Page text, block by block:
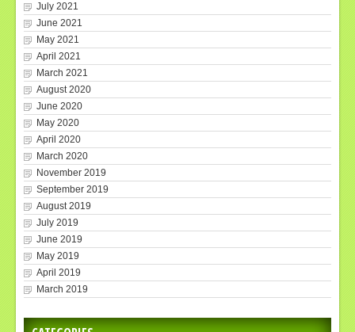
July 2021
June 2021
May 2021
April 2021
March 2021
August 2020
June 2020
May 2020
April 2020
March 2020
November 2019
September 2019
August 2019
July 2019
June 2019
May 2019
April 2019
March 2019